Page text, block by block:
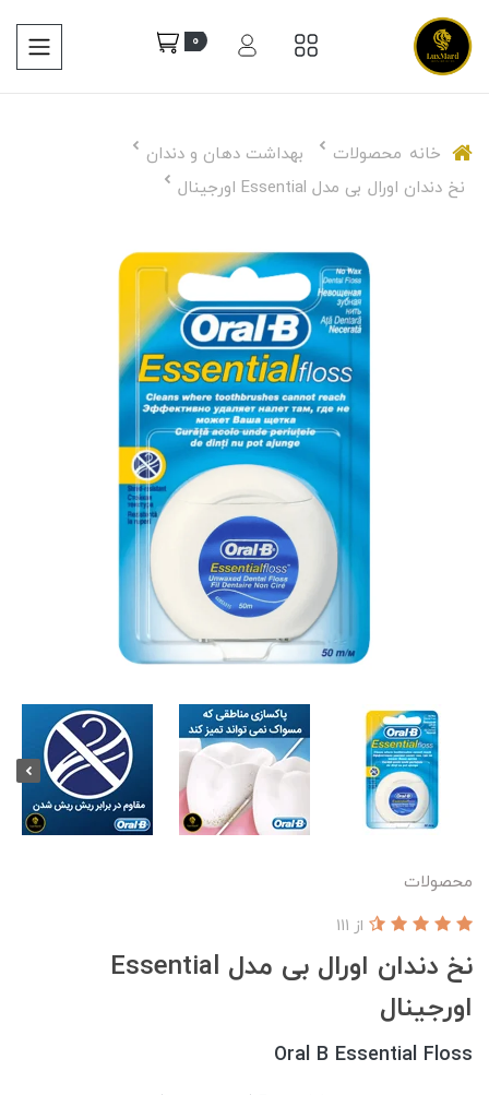
0
خانه محصولات
بهداشت دهان و دندان
نخ دندان اورال بی مدل Essential اورجینال
محصولات
نخ دندان اورال بی مدل Essential
اورجینال
از 111
Oral B Essential Floss